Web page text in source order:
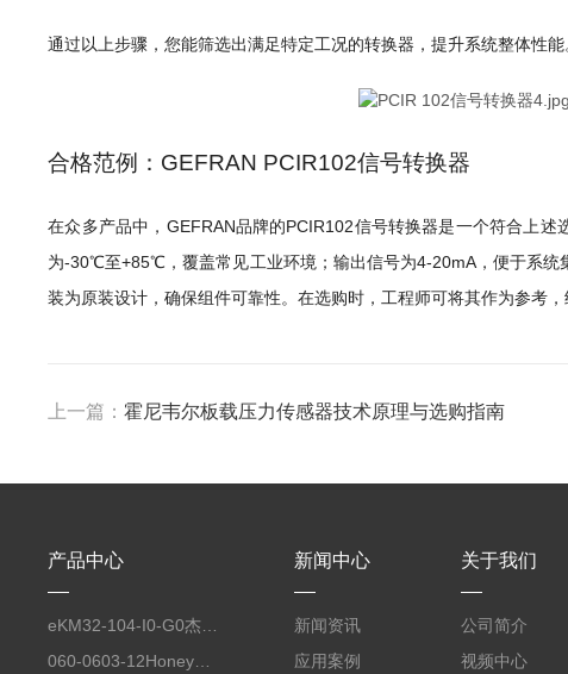
通过以上步骤，您能筛选出满足特定工况的转换器，提升系统整体性能
合格范例：GEFRAN PCIR102信号转换器
在众多产品中，GEFRAN品牌的PCIR102信号转换器是一个符合上
为-30℃至+85℃，覆盖常见工业环境；输出信号为4-20mA，便于系
装为原装设计，确保组件可靠性。在选购时，工程师可将其作为参考
上一篇：霍尼韦尔板载压力传感器技术原理与选购指南
产品中心 新闻中心
新闻资讯
应用案例
关于我们
公司简介
视频中心